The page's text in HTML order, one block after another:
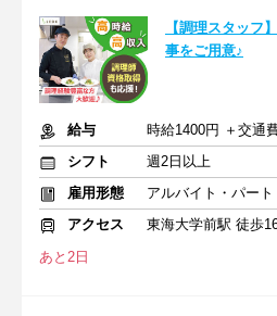
【調理スタッフ
事をご用意♪
給与
時給1400円 ＋交通
シフト
週2日以上
雇用形態
アルバイト・パート
アクセス
東海大学前駅 徒歩
あと2日